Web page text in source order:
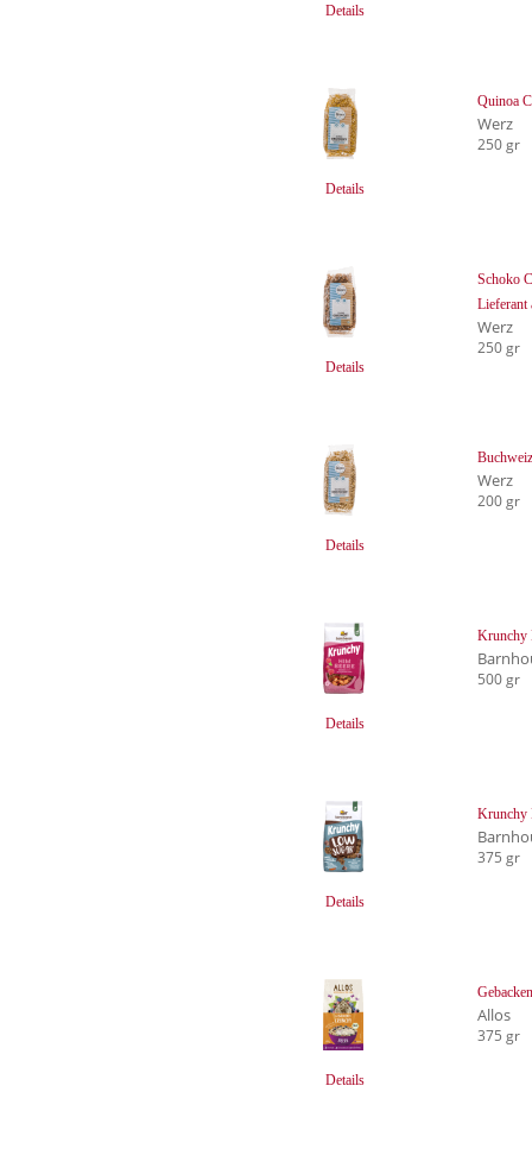
Details
Details
Quinoa
Werz
250 gr
Details
Schoko
Lieferant
Werz
250 gr
Details
Werz
200 gr
Details
Krunchy
500 gr
Details
Krunchy
375 gr
Details
Allos
375 gr